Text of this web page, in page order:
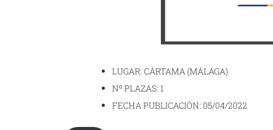
LUGAR: CÁRTAMA (MÁLAGA)
Nº PLAZAS: 1
FECHA PUBLICACIÓN: 05/04/2022